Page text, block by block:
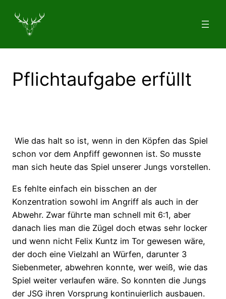
Inhalt
springen
Pflichtaufgabe erfüllt
Wie das halt so ist, wenn in den Köpfen das Spiel
schon vor dem Anpfiff gewonnen ist. So musste
man sich heute das Spiel unserer Jungs vorstellen.
Es fehlte einfach ein bisschen an der
Konzentration sowohl im Angriff als auch in der
Abwehr. Zwar führte man schnell mit 6:1, aber
danach lies man die Zügel doch etwas sehr locker
und wenn nicht Felix Kuntz im Tor gewesen wäre,
der doch eine Vielzahl an Würfen, darunter 3
Siebenmeter, abwehren konnte, wer weiß, wie das
Spiel weiter verlaufen wäre. So konnten die Jungs
der JSG ihren Vorsprung kontinuierlich ausbauen.